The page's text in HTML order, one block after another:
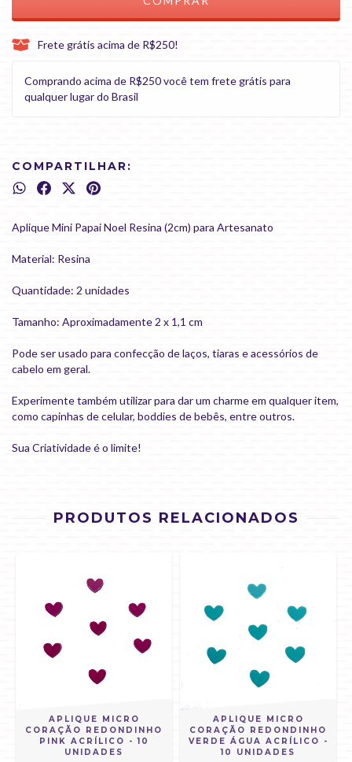
Frete grátis acima de R$250!
Comprando acima de R$250 você tem frete grátis para
qualquer lugar do Brasil
COMPARTILHAR:
Aplique Mini Papai Noel Resina (2cm) para Artesanato
Material: Resina
Quantidade: 2 unidades
Tamanho: Aproximadamente 2 x 1,1 cm
Pode ser usado para confecção de laços, tiaras e acessórios de
cabelo em geral.
Experimente também utilizar para dar um charme em qualquer item,
como capinhas de celular, boddies de bebês, entre outros.
Sua Criatividade é o limite!
PRODUTOS RELACIONADOS
APLIQUE MICRO
CORAÇÃO REDONDINHO
PINK ACRÍLICO - 10
UNIDADES
APLIQUE MICRO
CORAÇÃO REDONDINHO
VERDE ÁGUA ACRÍLICO -
10 UNIDADES